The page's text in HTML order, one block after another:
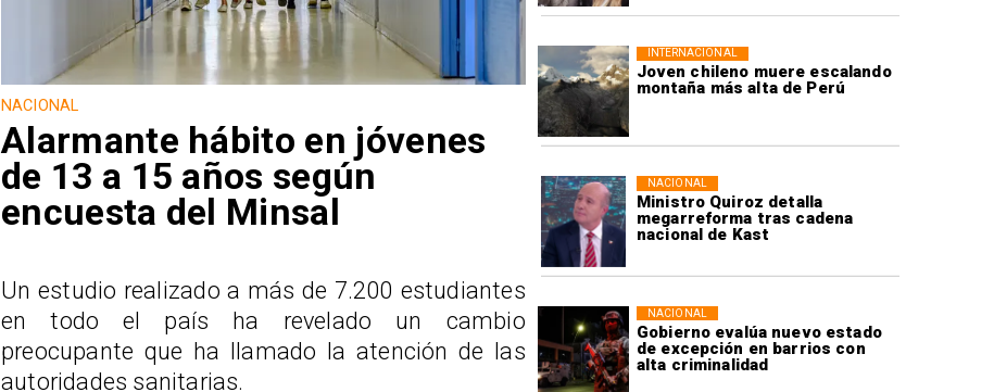
Joven chileno muere escalando
montaña más alta de Perú
INTERNACIONAL
Ministro Quiroz detalla
megarreforma tras cadena
nacional de Kast
NACIONAL
Gobierno evalúa nuevo estado
de excepción en barrios con
alta criminalidad
NACIONAL
NACIONAL
Alarmante hábito en jóvenes
de 13 a 15 años según
encuesta del Minsal
Un estudio realizado a más de 7.200 estudiantes
en todo el país ha revelado un cambio
preocupante que ha llamado la atención de las
autoridades sanitarias.